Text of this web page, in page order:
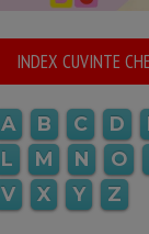
INDEX CUVINTE
A B C D
L
M N O
V
X Y Z